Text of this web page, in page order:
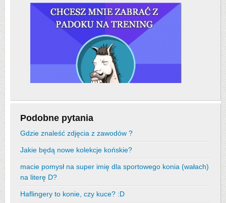
Podobne pytania
Gdzie znaleść zdjęcia z zawodów ?
Jakie będą nowe kolekcje końskie?
macie pomysł na super imię dla sportowego konia (wałach)
na literę D?
Haflingery to konie, czy kuce? :D